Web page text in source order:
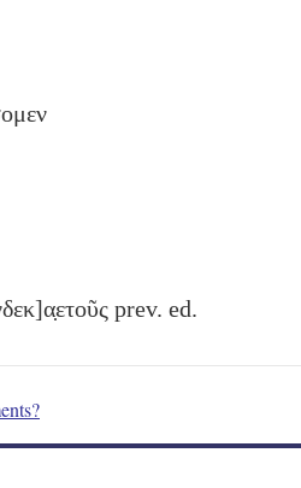
prev. ed.